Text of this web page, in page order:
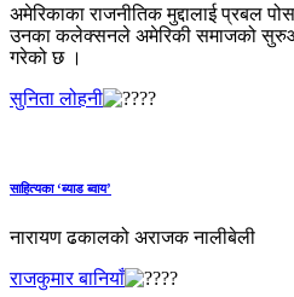
अमेरिकाका राजनीतिक मुद्दालाई प्रबल
उनका कलेक्सनले अमेरिकी समाजको
गरेको छ ।
सुनिता लोहनी
साहित्यका ‘ब्याड ब्वाय’
नारायण ढकालको अराजक नालीबेली
राजकुमार बानियाँ